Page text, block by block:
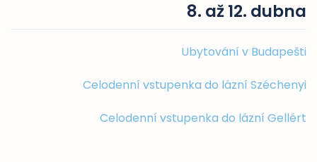
8. až 12. dubna
Ubytování v Budapešti
Celodenní vstupenka do lázní Széchenyi
Celodenní vstupenka do lázní Gellért